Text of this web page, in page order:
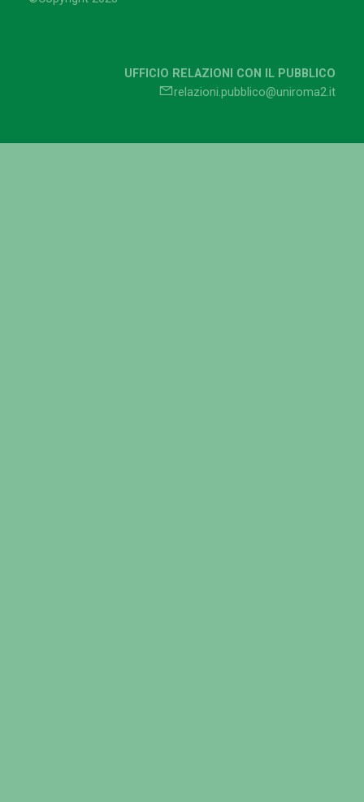
UFFICIO RELAZIONI CON IL PUBBLICO
relazioni.pubblico@uniroma2.it